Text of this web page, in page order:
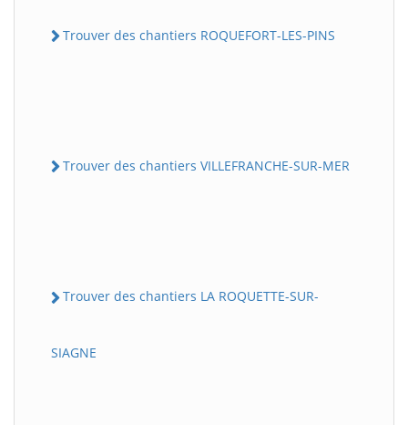
Trouver des chantiers ROQUEFORT-LES-PINS
Trouver des chantiers VILLEFRANCHE-SUR-MER
Trouver des chantiers LA ROQUETTE-SUR-
SIAGNE